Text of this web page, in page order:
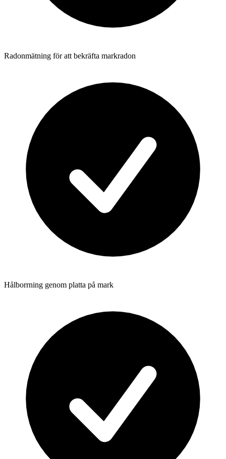
Radonmätning för att bekräfta markradon
Hålborrning genom platta på mark